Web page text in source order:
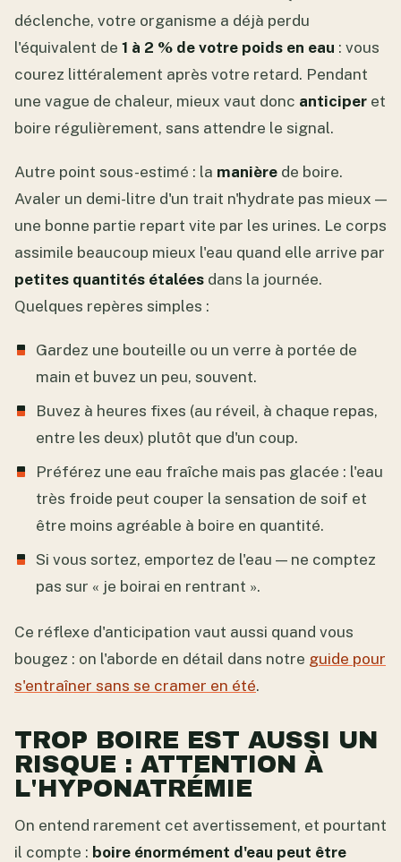
déclenche, votre organisme a déjà perdu
l'équivalent de 1 à 2 % de votre poids en eau : vous
courez littéralement après votre retard. Pendant
une vague de chaleur, mieux vaut donc anticiper et
boire régulièrement, sans attendre le signal.
Autre point sous-estimé : la manière de boire.
Avaler un demi-litre d'un trait n'hydrate pas mieux —
une bonne partie repart vite par les urines. Le corps
assimile beaucoup mieux l'eau quand elle arrive par
petites quantités étalées dans la journée.
Quelques repères simples :
Gardez une bouteille ou un verre à portée de
main et buvez un peu, souvent.
Buvez à heures fixes (au réveil, à chaque repas,
entre les deux) plutôt que d'un coup.
Préférez une eau fraîche mais pas glacée : l'eau
très froide peut couper la sensation de soif et
être moins agréable à boire en quantité.
Si vous sortez, emportez de l'eau — ne comptez
pas sur « je boirai en rentrant ».
Ce réflexe d'anticipation vaut aussi quand vous
bougez : on l'aborde en détail dans notre guide pour
s'entraîner sans se cramer en été.
TROP BOIRE EST AUSSI UN
RISQUE : ATTENTION À
L'HYPONATRÉMIE
On entend rarement cet avertissement, et pourtant
il compte : boire énormément d'eau peut être